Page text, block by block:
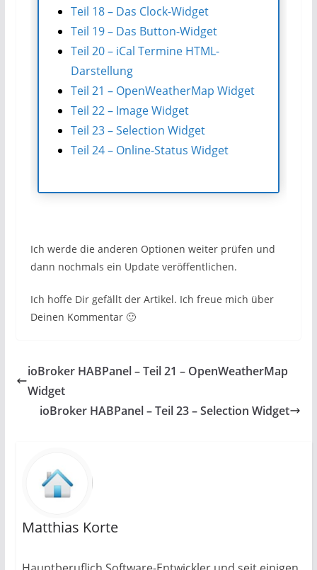
Teil 18 – Das Clock-Widget
Teil 19 – Das Button-Widget
Teil 20 – iCal Termine HTML-
Darstellung
Teil 21 – OpenWeatherMap Widget
Teil 22 – Image Widget
Teil 23 – Selection Widget
Teil 24 – Online-Status Widget
Ich werde die anderen Optionen weiter prüfen und
dann nochmals ein Update veröffentlichen.
Ich hoffe Dir gefällt der Artikel. Ich freue mich über
Deinen Kommentar 🙂
ioBroker HABPanel – Teil 21 – OpenWeatherMap
Widget
ioBroker HABPanel – Teil 23 – Selection Widget
Matthias Korte